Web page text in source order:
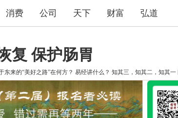
消费 公司 天下 财富 弘道
复 保护肠胃
东来的“美好之路”在何方？ 易经讲什么？ 知其三，知其二，知其一